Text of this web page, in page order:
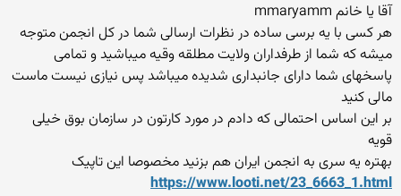
آقا یا خانم mmaryamm
هر کسی با یه برسی ساده در نظرات ارسالی شما در کل انجمن متوجه
میشه که شما از طرفداران ولایت مطلقه وقیه میباشید و تمامی
پاسخهای شما دارای جانبداری شدیده میباشد پس نیازی نیست ماست
مالی کنید
بر این اساس احتمالی که دادم در مورد کارتون در سازمان بوق خیلی
قویه
بهتره یه سری به انجمن ایران هم بزنید مخصوصا این تاپیک
https://www.looti.net/23_6663_1.html